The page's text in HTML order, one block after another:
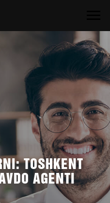
TOSHKENT
AGENTI